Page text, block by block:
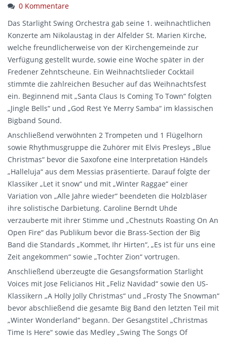
0 Kommentare
Das Starlight Swing Orchestra gab seine 1. weihnachtlichen
Konzerte am Nikolaustag in der Alfelder St. Marien Kirche,
welche freundlicherweise von der Kirchengemeinde zur
Verfügung gestellt wurde, sowie eine Woche später in der
Fredener Zehntscheune. Ein Weihnachtslieder Cocktail
stimmte die zahlreichen Besucher auf das Weihnachtsfest
ein. Beginnend mit „Santa Claus Is Coming To Town“ folgten
„Jingle Bells“ und „God Rest Ye Merry Samba“ im klassischen
Bigband Sound.
Anschließend verwöhnten 2 Trompeten und 1 Flügelhorn
sowie Rhythmusgruppe die Zuhörer mit Elvis Presleys „Blue
Christmas“ bevor die Saxofone eine Interpretation Händels
„Halleluja“ aus dem Messias präsentierte. Darauf folgte der
Klassiker „Let it snow“ und mit „Winter Raggae“ einer
Variation von „Alle Jahre wieder“ beendeten die Holzbläser
ihre solistische Darbietung. Caroline Berndt Uhde
verzauberte mit ihrer Stimme und „Chestnuts Roasting On An
Open Fire“ das Publikum bevor die Brass-Section der Big
Band die Standards „Kommet, Ihr Hirten“, „Es ist für uns eine
Zeit angekommen“ sowie „Tochter Zion“ vortrugen.
Anschließend überzeugte die Gesangsformation Starlight
Voices mit Jose Felicianos Hit „Feliz Navidad“ sowie den US-
Klassikern „A Holly Jolly Christmas“ und „Frosty The Snowman“
bevor abschließend die gesamte Big Band den letzten Teil mit
„Winter Wonderland“ begann. Der Gesangstitel „Christmas
Time Is Here“ sowie das Medley „Swing The Songs Of